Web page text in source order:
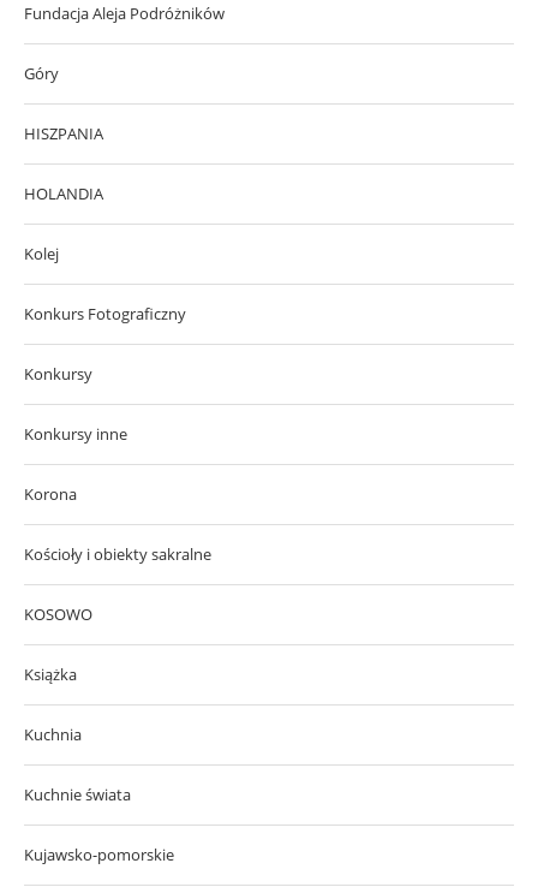
Fundacja Aleja Podróżników
Góry
HISZPANIA
HOLANDIA
Kolej
Konkurs Fotograficzny
Konkursy
Konkursy inne
Korona
Kościoły i obiekty sakralne
KOSOWO
Książka
Kuchnia
Kuchnie świata
Kujawsko-pomorskie